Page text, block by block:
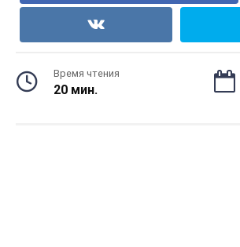
Время чтения
20 мин.